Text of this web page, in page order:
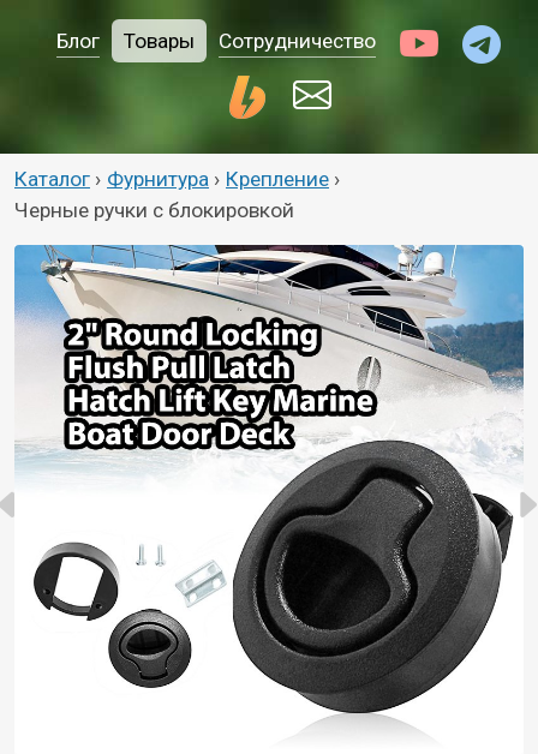
Блог Товары Сотрудничество
Каталог › Фурнитура › Крепление ›
Черные ручки с блокировкой